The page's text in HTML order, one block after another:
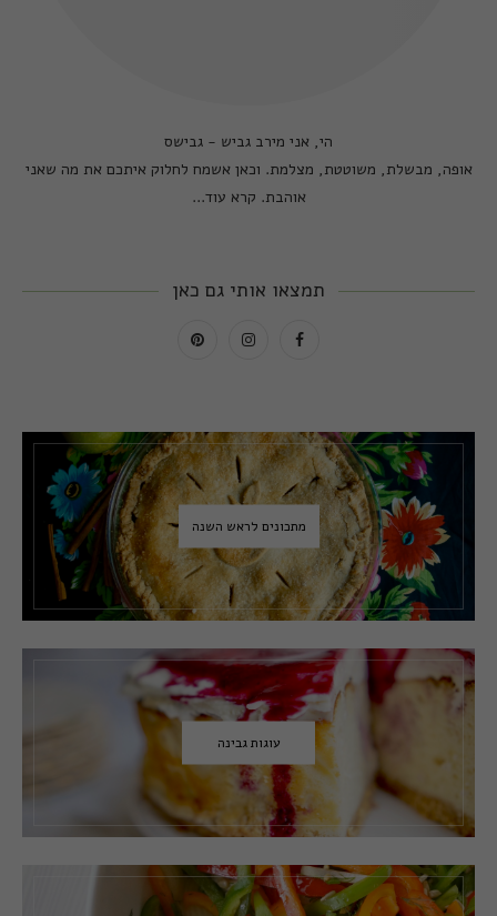
הי, אני מירב גביש - גבישס
אופה, מבשלת, משוטטת, מצלמת. וכאן אשמח לחלוק איתכם את מה שאני
אוהבת. קרא עוד...
תמצאו אותי גם כאן
מתכונים לראש השנה
עוגות גבינה